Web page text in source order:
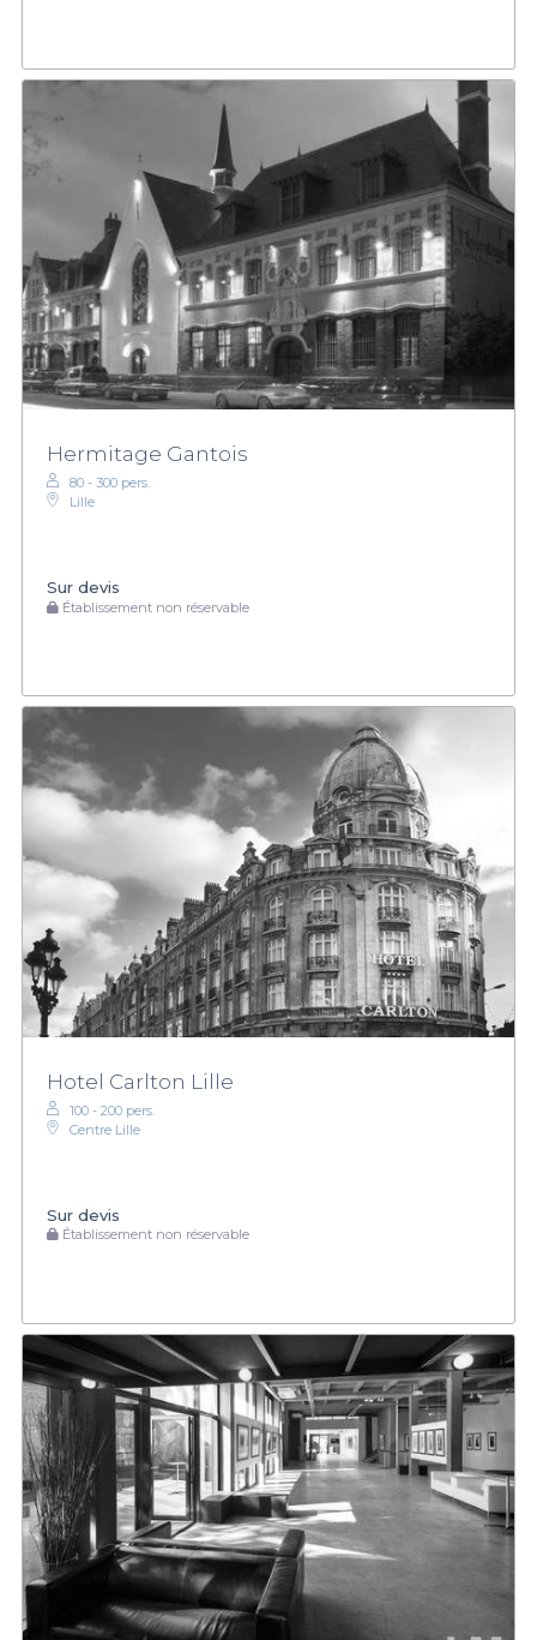
Hermitage Gantois
80 - 300 pers.
Lille
Sur devis
Établissement non réservable
Hotel Carlton Lille
100 - 200 pers.
Centre Lille
Sur devis
Établissement non réservable